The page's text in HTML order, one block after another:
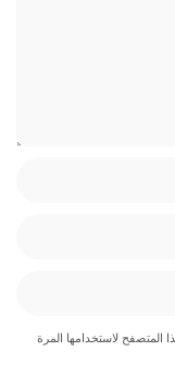
المتصفح لاستخدامها المرة